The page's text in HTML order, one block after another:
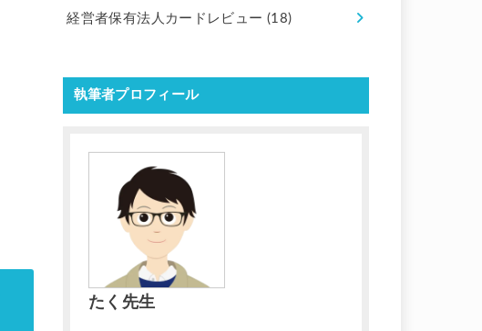
経営者保有法人カードレビュー (18)
執筆者プロフィール
たく先生